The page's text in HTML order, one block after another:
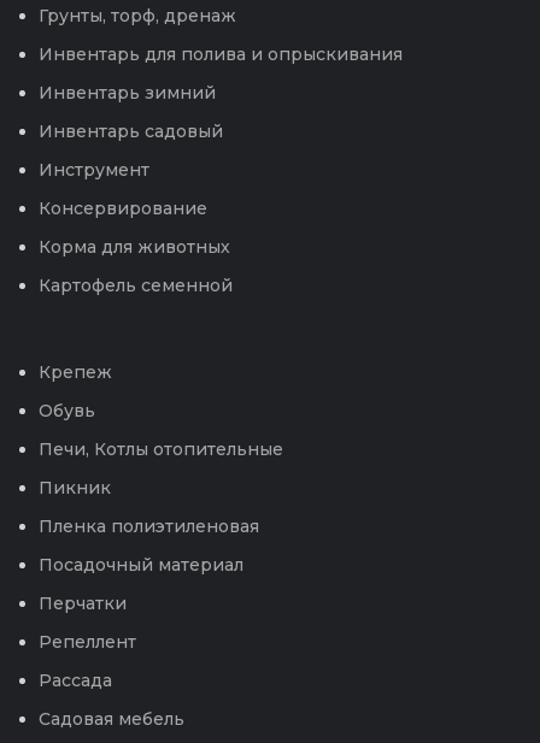
Грунты, торф, дренаж
Инвентарь для полива и опрыскивания
Инвентарь зимний
Инвентарь садовый
Инструмент
Консервирование
Корма для животных
Картофель семенной
Крепеж
Обувь
Печи, Котлы отопительные
Пикник
Пленка полиэтиленовая
Посадочный материал
Перчатки
Репеллент
Рассада
Садовая мебель